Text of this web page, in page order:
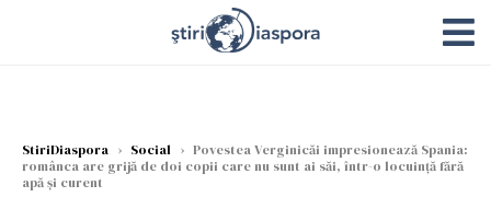
StiriDiaspora › Social › Povestea Verginicăi impresionează Spania:
românca are grijă de doi copii care nu sunt ai săi, într-o locuință fără
apă și curent